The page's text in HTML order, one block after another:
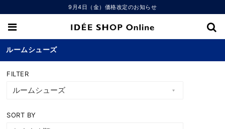
9月4日（金）価格改定のお知らせ
ルームシューズ
FILTER
SORT BY